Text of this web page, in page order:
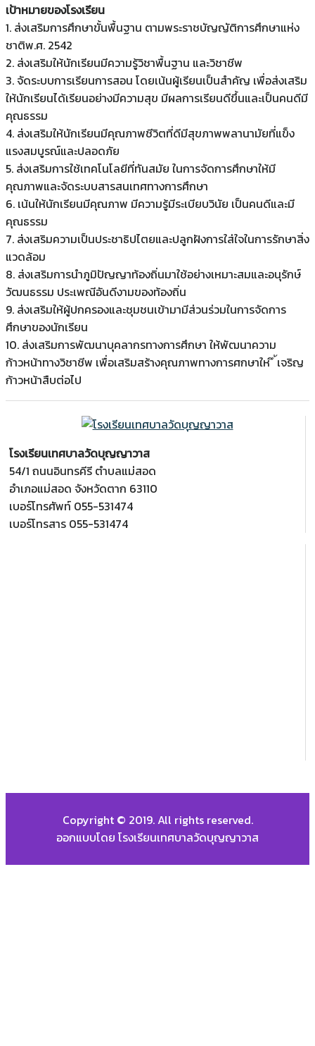
เป้าหมายของโรงเรียน
1. ส่งเสริมการศึกษาขั้นพื้นฐาน ตามพระราชบัญญัติการศึกษาแห่ง
ชาติพ.ศ. 2542
2. ส่งเสริมให้นักเรียนมีความรู้วิชาพื้นฐาน และวิชาชีพ
3. จัดระบบการเรียนการสอน โดยเน้นผู้เรียนเป็นสำคัญ เพื่อส่งเสริม
ให้นักเรียนได้เรียนอย่างมีความสุข มีผลการเรียนดีขึ้นและเป็นคนดีมี
คุณธรรม
4. ส่งเสริมให้นักเรียนมีคุณภาพชีวิตที่ดีมีสุขภาพพลานามัยที่แข็ง
แรงสมบูรณ์และปลอดภัย
5. ส่งเสริมการใช้เทคโนโลยีที่ทันสมัย ในการจัดการศึกษาให้มี
คุณภาพและจัดระบบสารสนเทศทางการศึกษา
6. เน้นให้นักเรียนมีคุณภาพ มีความรู้มีระเบียบวินัย เป็นคนดีและมี
คุณธรรม
7. ส่งเสริมความเป็นประชาธิปไตยและปลูกฝังการใส่ใจในการรักษาสิ่ง
แวดล้อม
8. ส่งเสริมการนำภูมิปัญญาท้องถิ่นมาใช้อย่างเหมาะสมและอนุรักษ์
วัฒนธรรม ประเพณีอันดีงามของท้องถิ่น
9. ส่งเสริมให้ผู้ปกครองและชุมชนเข้ามามีส่วนร่วมในการจัดการ
ศึกษาของนักเรียน
10. ส่งเสริมการพัฒนาบุคลากรทางการศึกษา ให้พัฒนาความ
ก้าวหน้าทางวิชาชีพ เพื่อเสริมสร้างคุณภาพทางการศกษาให ึ ้เจริญ
ก้าวหน้าสืบต่อไป
โรงเรียนเทศบาลวัดบุญญาวาส
54/1 ถนนอินทรคีรี ตำบลแม่สอด
อำเภอแม่สอด จังหวัดตาก 63110
เบอร์โทรศัพท์ 055-531474
เบอร์โทรสาร 055-531474
Copyright © 2019. All rights reserved.
ออกแบบโดย โรงเรียนเทศบาลวัดบุญญาวาส